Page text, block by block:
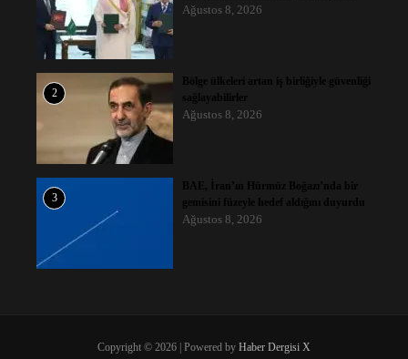
Ağustos 8, 2026
2
Bölge ülkeleri artan iş birliğiyle güvenliği
sağlayabilirler
Ağustos 8, 2026
3
BAE, İran’ın Hürmüz Boğazı’nda bir
gemisini füzeyle hedef aldığını duyurdu
Ağustos 8, 2026
Copyright © 2026 | Powered by Haber Dergisi X